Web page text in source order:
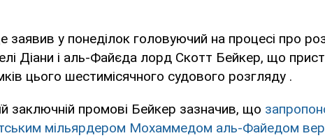
заявив у понеділок головуючий на процесі про
Діани і аль-Файєда лорд Скотт Бейкер, що
цього шестимісячного судового розгляду .
заключній промові Бейкер зазначив, що
мільярдером Мохаммедом аль-Файедом